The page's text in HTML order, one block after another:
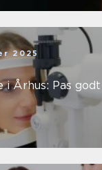
2025
i Århus: Pas